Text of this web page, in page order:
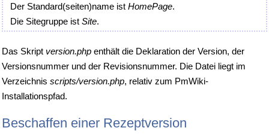
Der Standard(seiten)name ist HomePage.
Die Sitegruppe ist Site.
Das Skript version.php enthält die Deklaration der Version, der
Versionsnummer und der Revisionsnummer. Die Datei liegt im
Verzeichnis scripts/version.php, relativ zum PmWiki-
Installationspfad.
Beschaffen einer Rezeptversion